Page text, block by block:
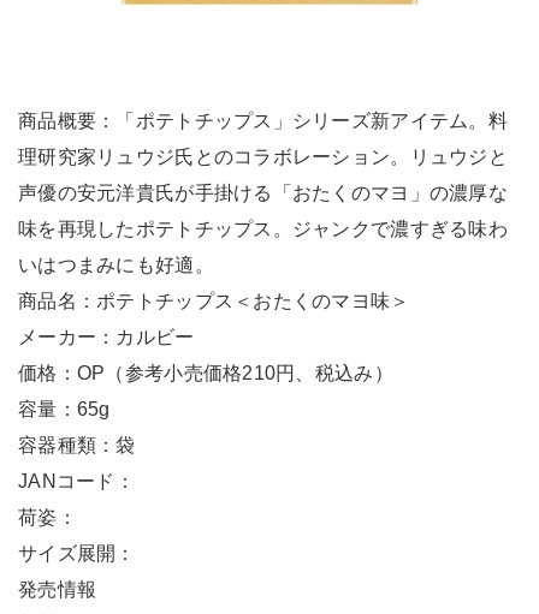
商品概要：「ポテトチップス」シリーズ新アイテム。料
理研究家リュウジ氏とのコラボレーション。リュウジと
声優の安元洋貴氏が手掛ける「おたくのマヨ」の濃厚な
味を再現したポテトチップス。ジャンクで濃すぎる味わ
いはつまみにも好適。
商品名：ポテトチップス＜おたくのマヨ味＞
メーカー：カルビー
価格：OP（参考小売価格210円、税込み）
容量：65g
容器種類：袋
JANコード：
荷姿：
サイズ展開：
発売情報